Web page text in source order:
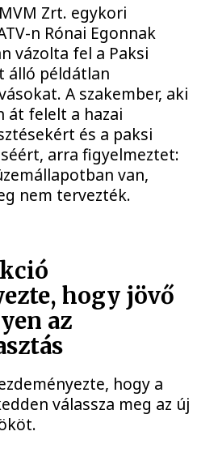
Zrt. egykori
n Rónai Egonnak
vázolta fel a Paksi
álló példátlan
A szakember, aki
át felelt a hazai
és a paksi
arra figyelmeztet:
van,
nem tervezték.
hogy jövő
az
hogy a
válassza meg az új